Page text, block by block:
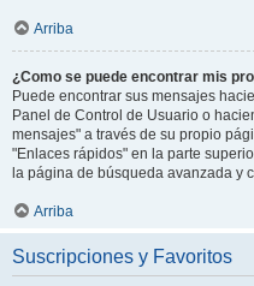
Arriba
¿Como se puede encontrar mis
Puede encontrar sus mensajes
Panel de Control de Usuario o
mensajes" a través de su propio
"Enlaces rápidos" en la parte
la página de búsqueda avanzada y
Arriba
Suscripciones y Favoritos